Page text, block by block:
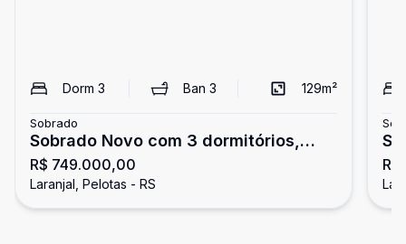
Dorm 3 Ban3 129m²
Sobrado
Sobrado Novo com 3 dormitórios,
sendo 1 suíte no Recanto de Portugal.
R$ 749.000,00
Laranjal, Pelotas - RS